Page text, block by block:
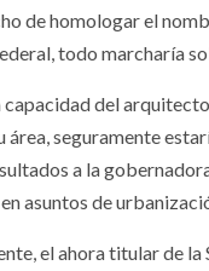
de homologar el
todo marcharía
capacidad del
área, seguramente
a la
asuntos de
el ahora titular de la